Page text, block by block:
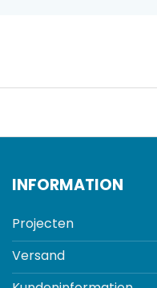
INFORMATION
Projecten
Versand